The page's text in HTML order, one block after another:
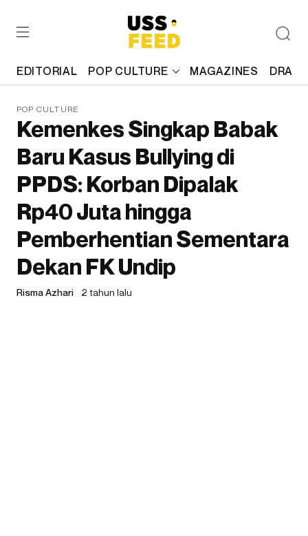
EDITORIAL POP CULTURE MAGAZINES
POP CULTURE
Kemenkes Singkap Babak
Baru Kasus Bullying di
PPDS: Korban Dipalak
Rp40 Juta hingga
Pemberhentian Sementara
Dekan FK Undip
Risma Azhari 2 tahun lalu